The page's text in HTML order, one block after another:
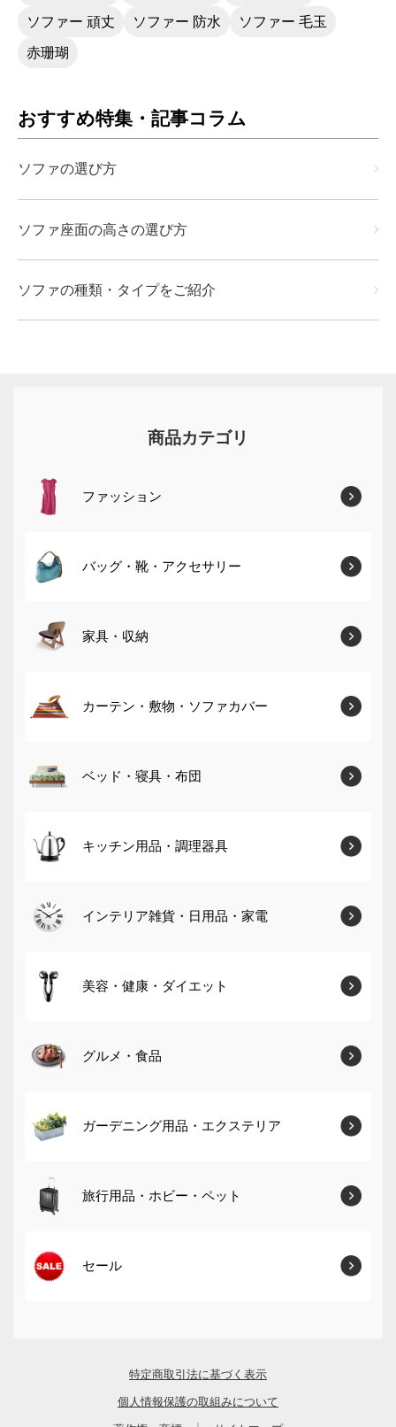
ソファー 頑丈 ソファー 防水 ソファー 毛玉
赤珊瑚
おすすめ特集・記事コラム
ソファの選び方
ソファ座面の高さの選び方
ソファの種類・タイプをご紹介
商品カテゴリ
ファッション
バッグ・靴・アクセサリー
家具・収納
カーテン・敷物・ソファカバー
ベッド・寝具・布団
キッチン用品・調理器具
インテリア雑貨・日用品・家電
美容・健康・ダイエット
グルメ・食品
ガーデニング用品・エクステリア
旅行用品・ホビー・ペット
セール
特定商取引法に基づく表示
個人情報保護の取組みについて